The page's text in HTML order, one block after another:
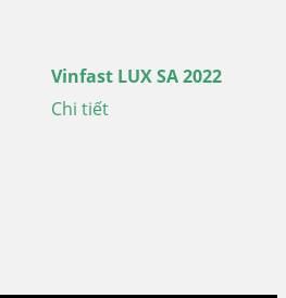
Vinfast LUX SA 2022
Chi tiết